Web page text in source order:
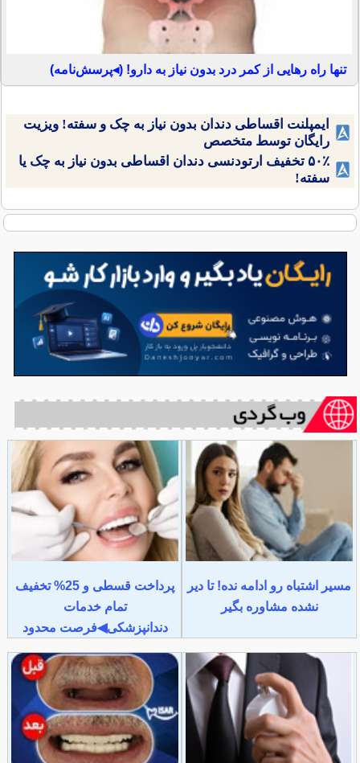
تنها راه رهایی از کمر درد بدون نیاز به دارو! (◂پرسش‌نامه)
ایمپلنت اقساطی دندان بدون نیاز به چک و سفته! ویزیت
رایگان توسط متخصص
۵۰٪ تخفیف ارتودنسی دندان اقساطی بدون نیاز به چک یا
سفته!
مسیر اشتباه رو ادامه نده! تا دیر
نشده مشاوره بگیر
پرداخت قسطی و 25% تخفیف
تمام خدمات
دندانپزشکی◀فرصت محدود